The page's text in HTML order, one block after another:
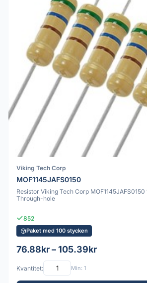
Viking Tech Corp
MOF1145JAFS0150
Resistor Viking Tech Corp MOF1145JAFS0150
Through-hole
852
Paket med 100 stycken
76.88kr – 105.39kr
Kvantitet: Min: 1